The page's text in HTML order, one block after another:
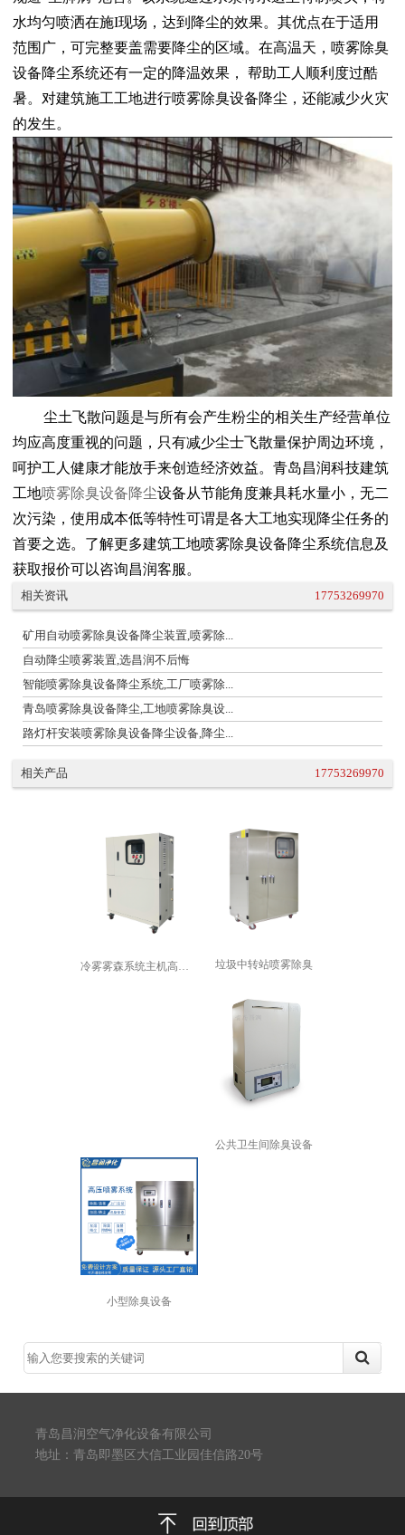
水均匀喷洒在施I现场，达到降尘的效果。其优点在于适用
范围广，可完整要盖需要降尘的区域。在高温天，喷雾除臭
设备降尘系统还有一定的降温效果， 帮助工人顺利度过酷
暑。对建筑施工工地进行喷雾除臭设备降尘，还能减少火灾
的发生。
尘土飞散问题是与所有会产生粉尘的相关生产经营单位
均应高度重视的问题，只有减少尘士飞散量保护周边环境，
呵护工人健康才能放手来创造经济效益。青岛昌润科技建筑
工地喷雾除臭设备降尘设备从节能角度兼具耗水量小，无二
次污染，使用成本低等特性可谓是各大工地实现降尘任务的
首要之选。了解更多建筑工地喷雾除臭设备降尘系统信息及
获取报价可以咨询昌润客服。
相关资讯 17753269970
矿用自动喷雾除臭设备降尘装置,喷雾除...
自动降尘喷雾装置,选昌润不后悔
智能喷雾除臭设备降尘系统,工厂喷雾除...
青岛喷雾除臭设备降尘,工地喷雾除臭设...
路灯杆安装喷雾除臭设备降尘设备,降尘...
相关产品 17753269970
冷雾雾森系统主机高压喷雾景观造雾机园... 垃圾中转站喷雾除臭
公共卫生间除臭设备
小型除臭设备
青岛昌润空气净化设备有限公司
地址：青岛即墨区大信工业园佳信路20号